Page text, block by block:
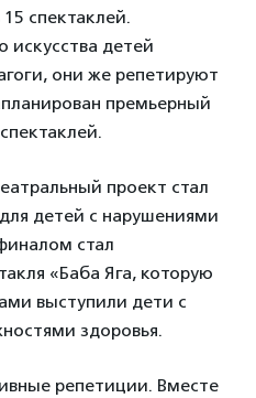
спектаклей.
искусства детей
они же репетируют
премьерный
проект стал
детей с нарушениями
стал
«Баба Яга, которую
выступили дети с
здоровья.
репетиции. Вместе